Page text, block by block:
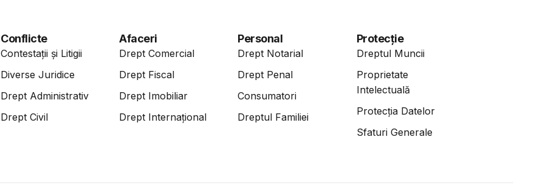
Conflicte
Contestații și Litigii
Diverse Juridice
Drept Administrativ
Drept Civil
Afaceri
Drept Comercial
Drept Fiscal
Drept Imobiliar
Drept Internațional
Personal
Drept Notarial
Drept Penal
Consumatori
Dreptul Familiei
Protecție
Dreptul Muncii
Proprietate
Intelectuală
Protecția Datelor
Sfaturi Generale